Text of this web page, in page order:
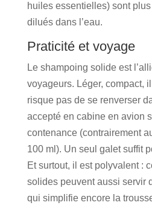
huiles essentielles) sont
dilués dans l’eau.
Praticité et voyage
Le shampoing solide est
voyageurs. Léger, compact,
risque pas de se renverser
accepté en cabine en avion
contenance (contrairement
100 ml). Un seul galet suffit
Et surtout, il est polyvalent :
solides peuvent aussi servir
qui simplifie encore la